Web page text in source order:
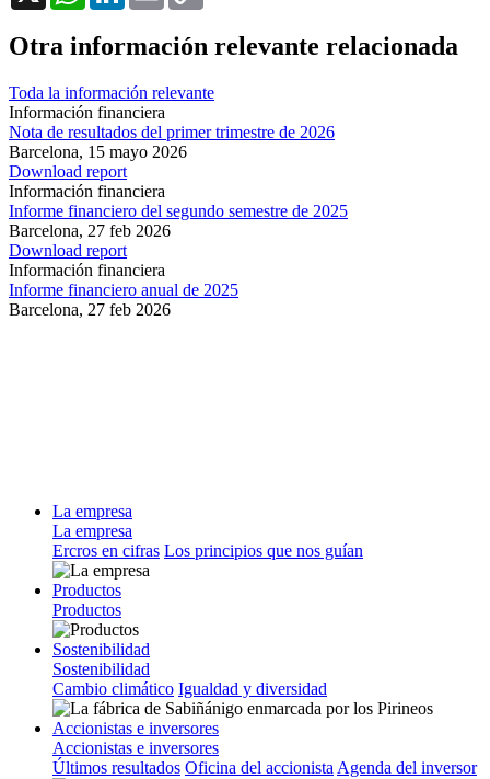
Otra información relevante relacionada
Toda la información relevante
Información financiera
Nota de resultados del primer trimestre de 2026
Barcelona, 15 mayo 2026
Download report
Información financiera
Informe financiero del segundo semestre de 2025
Barcelona, 27 feb 2026
Download report
Información financiera
Informe financiero anual de 2025
Barcelona, 27 feb 2026
La empresa
La empresa
Ercros en cifras Los principios que nos guían
Productos
Productos
Sostenibilidad
Sostenibilidad
Cambio climático Igualdad y diversidad
Accionistas e inversores
Accionistas e inversores
Últimos resultados Oficina del accionistaAgenda del inversor